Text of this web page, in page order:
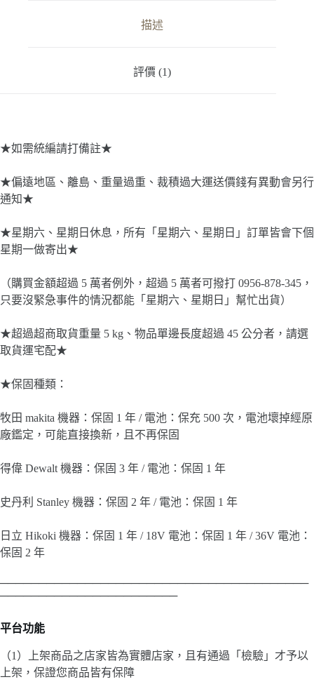
描述
評價 (1)
★如需統編請打備註★
★偏遠地區、離島、重量過重、裁積過大運送價錢有異動會另行
通知★
★星期六、星期日休息，所有「星期六、星期日」訂單皆會下個
星期一做寄出★
（購買金額超過 5 萬者例外，超過 5 萬者可撥打 0956-878-345，
只要沒緊急事件的情況都能「星期六、星期日」幫忙出貨）
★超過超商取貨重量 5 kg、物品單邊長度超過 45 公分者，請選
取貨運宅配★
★保固種類：
牧田 makita 機器：保固 1 年 / 電池：保充 500 次，電池壞掉經原
廠鑑定，可能直接換新，且不再保固
得偉 Dewalt 機器：保固 3 年 / 電池：保固 1 年
史丹利 Stanley 機器：保固 2 年 / 電池：保固 1 年
日立 Hikoki 機器：保固 1 年 / 18V 電池：保固 1 年 / 36V 電池：
保固 2 年
────────────────────────────────────────
───────────────────────
平台功能
（1）上架商品之店家皆為實體店家，且有通過「檢驗」才予以
上架，保證您商品皆有保障